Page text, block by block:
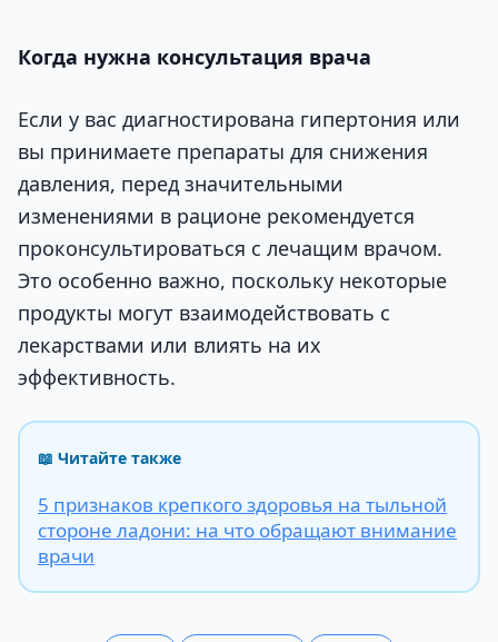
Когда нужна консультация врача
Если у вас диагностирована гипертония или
вы принимаете препараты для снижения
давления, перед значительными
изменениями в рационе рекомендуется
проконсультироваться с лечащим врачом.
Это особенно важно, поскольку некоторые
продукты могут взаимодействовать с
лекарствами или влиять на их
эффективность.
📖 Читайте также
5 признаков крепкого здоровья на тыльной
стороне ладони: на что обращают внимание
врачи